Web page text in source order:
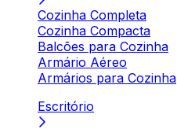
Cozinha Completa
Cozinha Compacta
Balcões para Cozinha
Armário Aéreo
Armários para Cozinha
Escritório